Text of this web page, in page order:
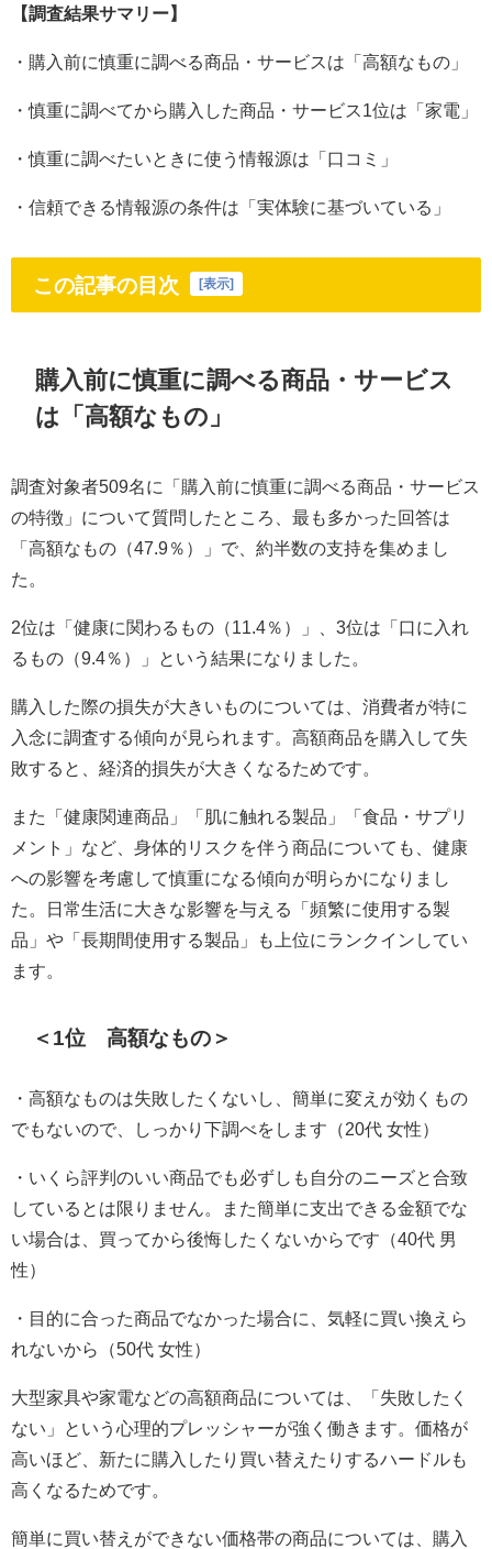
【調査結果サマリー】
・購入前に慎重に調べる商品・サービスは「高額なもの」
・慎重に調べてから購入した商品・サービス1位は「家電」
・慎重に調べたいときに使う情報源は「口コミ」
・信頼できる情報源の条件は「実体験に基づいている」
この記事の目次 [表示]
購入前に慎重に調べる商品・サービス
は「高額なもの」
調査対象者509名に「購入前に慎重に調べる商品・サービス
の特徴」について質問したところ、最も多かった回答は
「高額なもの（47.9％）」で、約半数の支持を集めまし
た。
2位は「健康に関わるもの（11.4％）」、3位は「口に入れ
るもの（9.4％）」という結果になりました。
購入した際の損失が大きいものについては、消費者が特に
入念に調査する傾向が見られます。高額商品を購入して失
敗すると、経済的損失が大きくなるためです。
また「健康関連商品」「肌に触れる製品」「食品・サプリ
メント」など、身体的リスクを伴う商品についても、健康
への影響を考慮して慎重になる傾向が明らかになりまし
た。日常生活に大きな影響を与える「頻繁に使用する製
品」や「長期間使用する製品」も上位にランクインしてい
ます。
＜1位 高額なもの＞
・高額なものは失敗したくないし、簡単に変えが効くもの
でもないので、しっかり下調べをします（20代 女性）
・いくら評判のいい商品でも必ずしも自分のニーズと合致
しているとは限りません。また簡単に支出できる金額でな
い場合は、買ってから後悔したくないからです（40代 男
性）
・目的に合った商品でなかった場合に、気軽に買い換えら
れないから（50代 女性）
大型家具や家電などの高額商品については、「失敗したく
ない」という心理的プレッシャーが強く働きます。価格が
高いほど、新たに購入したり買い替えたりするハードルも
高くなるためです。
簡単に買い替えができない価格帯の商品については、購入